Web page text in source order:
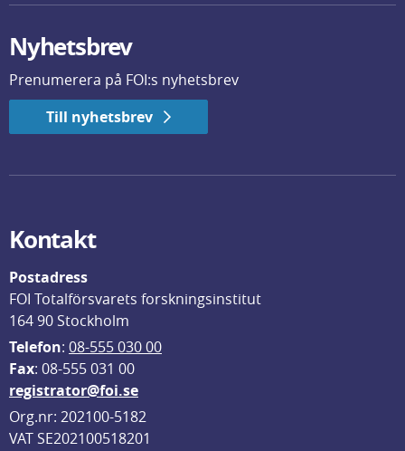
Nyhetsbrev
Prenumerera på FOI:s nyhetsbrev
Till nyhetsbrev
Kontakt
Postadress
FOI Totalförsvarets forskningsinstitut
164 90 Stockholm
Telefon: 08-555 030 00
Fax: 08-555 031 00
registrator@foi.se
Org.nr: 202100-5182
VAT SE202100518201